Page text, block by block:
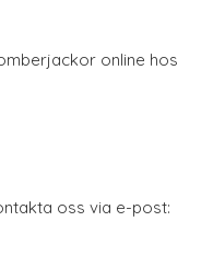
online hos
oss via e-post: